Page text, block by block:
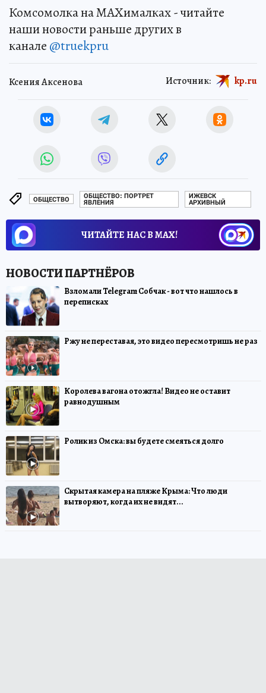
Комсомолка на MAXималках - читайте
наши новости раньше других в
канале @truekpru
Ксения Аксенова Источник: kp.ru
ОБЩЕСТВО
ОБЩЕСТВО: ПОРТРЕТ
ЯВЛЕНИЯ
ИЖЕВСК
АРХИВНЫЙ
ЧИТАЙТЕ НАС В МАХ!
Взломали Telegram Собчак - вот что нашлось в
переписках
Ржу не переставая, это видео пересмотришь не раз
Королева вагона отожгла! Видео не оставит
равнодушным
Ролик из Омска: вы будете смеяться долго
Скрытая камера на пляже Крыма: Что люди
вытворяют, когда их не видят...